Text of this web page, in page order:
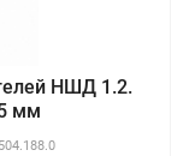
НШД 1.2.
мм